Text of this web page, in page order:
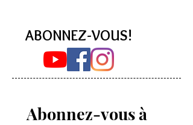
ABONNEZ-VOUS!
Abonnez-vous à